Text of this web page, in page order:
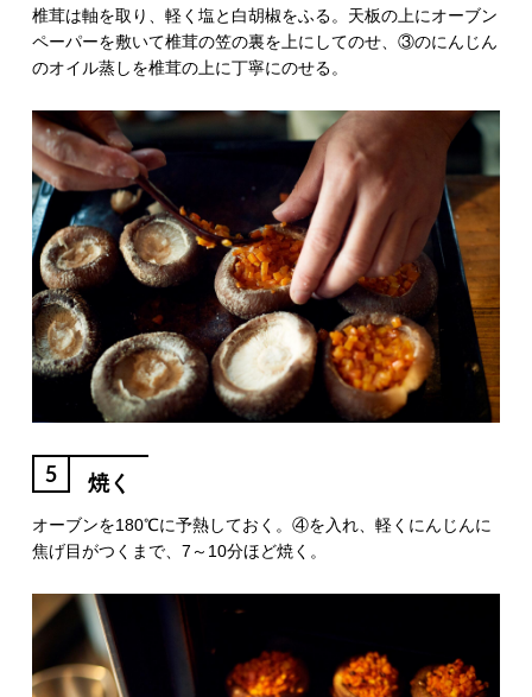
椎茸は軸を取り、軽く塩と白胡椒をふる。天板の上にオーブン
ペーパーを敷いて椎茸の笠の裏を上にしてのせ、③のにんじん
のオイル蒸しを椎茸の上に丁寧にのせる。
5 焼く
オーブンを180℃に予熱しておく。④を入れ、軽くにんじんに
焦げ目がつくまで、7～10分ほど焼く。